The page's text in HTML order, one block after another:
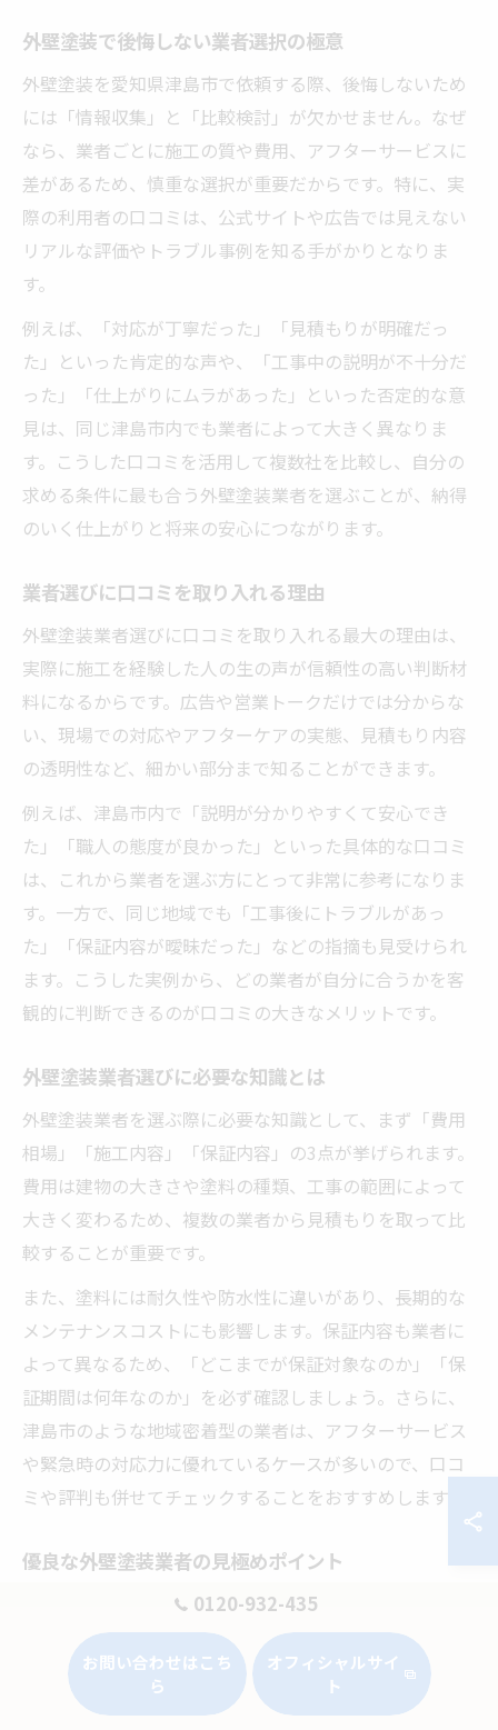
外壁塗装で後悔しない業者選択の極意
外壁塗装を愛知県津島市で依頼する際、後悔しないため
には「情報収集」と「比較検討」が欠かせません。なぜ
なら、業者ごとに施工の質や費用、アフターサービスに
差があるため、慎重な選択が重要だからです。特に、実
際の利用者の口コミは、公式サイトや広告では見えない
リアルな評価やトラブル事例を知る手がかりとなりま
す。
例えば、「対応が丁寧だった」「見積もりが明確だっ
た」といった肯定的な声や、「工事中の説明が不十分だ
った」「仕上がりにムラがあった」といった否定的な意
見は、同じ津島市内でも業者によって大きく異なりま
す。こうした口コミを活用して複数社を比較し、自分の
求める条件に最も合う外壁塗装業者を選ぶことが、納得
のいく仕上がりと将来の安心につながります。
業者選びに口コミを取り入れる理由
外壁塗装業者選びに口コミを取り入れる最大の理由は、
実際に施工を経験した人の生の声が信頼性の高い判断材
料になるからです。広告や営業トークだけでは分からな
い、現場での対応やアフターケアの実態、見積もり内容
の透明性など、細かい部分まで知ることができます。
例えば、津島市内で「説明が分かりやすくて安心でき
た」「職人の態度が良かった」といった具体的な口コミ
は、これから業者を選ぶ方にとって非常に参考になりま
す。一方で、同じ地域でも「工事後にトラブルがあっ
た」「保証内容が曖昧だった」などの指摘も見受けられ
ます。こうした実例から、どの業者が自分に合うかを客
観的に判断できるのが口コミの大きなメリットです。
外壁塗装業者選びに必要な知識とは
外壁塗装業者を選ぶ際に必要な知識として、まず「費用
相場」「施工内容」「保証内容」の3点が挙げられます。
費用は建物の大きさや塗料の種類、工事の範囲によって
大きく変わるため、複数の業者から見積もりを取って比
較することが重要です。
また、塗料には耐久性や防水性に違いがあり、長期的な
メンテナンスコストにも影響します。保証内容も業者に
よって異なるため、「どこまでが保証対象なのか」「保
証期間は何年なのか」を必ず確認しましょう。さらに、
津島市のような地域密着型の業者は、アフターサービス
や緊急時の対応力に優れているケースが多いので、口コ
ミや評判も併せてチェックすることをおすすめします。
優良な外壁塗装業者の見極めポイント
優良な外壁塗装業者を見極めるには、いくつかの明確な
ポイントがあります。まず「見積もりが明確で追加費用
が発生しにくい」「過去の施工実績が豊富」「説明や提
案が丁寧で専門的」などが挙げられます。
0120-932-435
お問い合わせはこち
ら
オフィシャルサイ
ト